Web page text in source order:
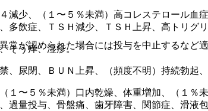
少、（１〜５％未満）高コレステロール血
飲症、ＴＳＨ減少、ＴＳＨ上昇、高トリグ
そう痒、湿疹。
尿閉、ＢＵＮ上昇、（頻度不明）持続勃起
〜５％未満）口内乾燥、体重増加、（１％
過量投与、骨盤痛、歯牙障害、関節症、滑
が認められた場合には投与を中止するなど